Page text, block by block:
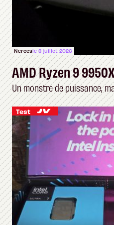
Nercesle 8 juillet 2026
AMD Ryzen 9
Un monstre de puissance,
Test